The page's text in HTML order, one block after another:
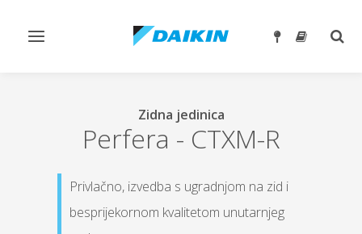
Toggle
Zidna jedinica
Perfera - CTXM-R
Privlačno, izvedba s ugradnjom na zid i
besprijekornom kvalitetom unutarnjeg